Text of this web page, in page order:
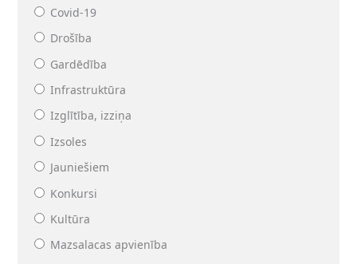
Covid-19
Drošība
Gardēdība
Infrastruktūra
Izglītība, izziņa
Izsoles
Jauniešiem
Konkursi
Kultūra
Mazsalacas apvienība